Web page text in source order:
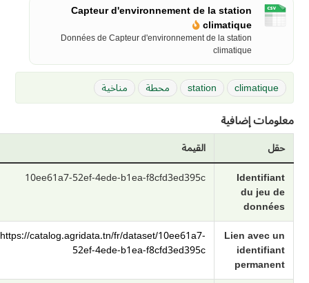
Capteur d'environnement de la station
climatique
Données de Capteur d'environnement de la station
climatique
climatique
station محطة مناخية
معلومات إضافية
حقل
القيمة
Identifiant
du jeu de
données
10ee61a7-52ef-4ede-b1ea-f8cfd3ed395c
Lien avec un
identifiant
permanent
https://catalog.agridata.tn/fr/dataset/10ee61a7-
52ef-4ede-b1ea-f8cfd3ed395c